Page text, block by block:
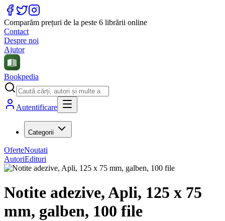
Comparăm prețuri de la peste 6 librării online
Contact
Despre noi
Ajutor
Bookpedia
Autentificare
Categorii
OferteNoutati
AutoriEdituri
Notite adezive, Apli, 125 x 75
mm, galben, 100 file